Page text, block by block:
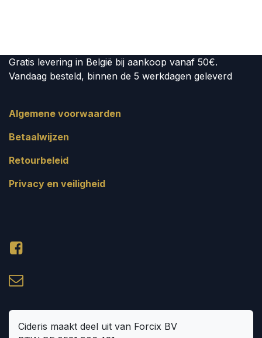
Gratis levering in België bij aankoop vanaf 50€.
Vandaag besteld, binnen de 5 werkdagen geleverd
Algemene voorwaarden
Betaalwijzen
Retourbeleid
Privacy en veiligheid
Cideris maakt deel uit van Forcix BV